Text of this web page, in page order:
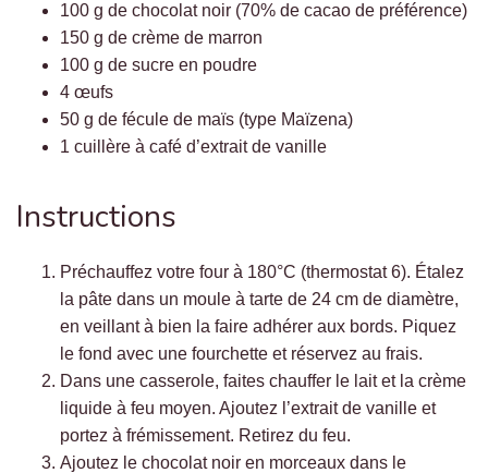
100 g de chocolat noir (70% de cacao de préférence)
150 g de crème de marron
100 g de sucre en poudre
4 œufs
50 g de fécule de maïs (type Maïzena)
1 cuillère à café d’extrait de vanille
Instructions
Préchauffez votre four à 180°C (thermostat 6). Étalez
la pâte dans un moule à tarte de 24 cm de diamètre,
en veillant à bien la faire adhérer aux bords. Piquez
le fond avec une fourchette et réservez au frais.
Dans une casserole, faites chauffer le lait et la crème
liquide à feu moyen. Ajoutez l’extrait de vanille et
portez à frémissement. Retirez du feu.
Ajoutez le chocolat noir en morceaux dans le